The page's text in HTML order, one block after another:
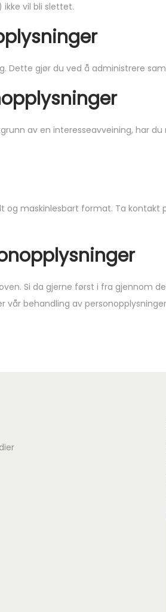
vil bli slettet.
gjør du ved å administrere
av en interesseavveining, har
maskinlesbart format. Ta kontakt
Si da gjerne først i fra gjennom
vår behandling av